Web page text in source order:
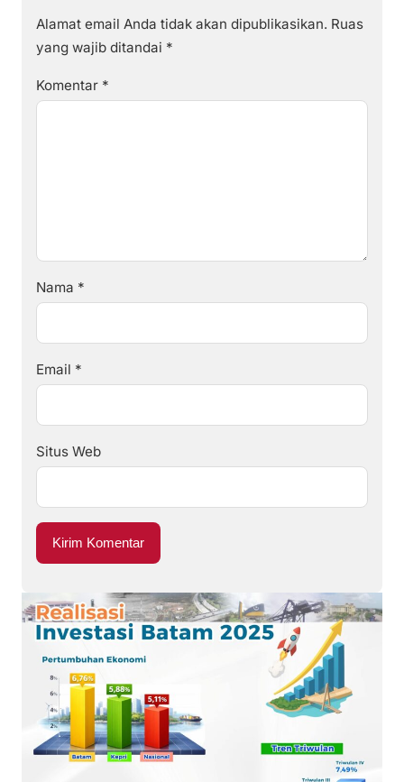
Alamat email Anda tidak akan dipublikasikan. Ruas
yang wajib ditandai *
Komentar *
Nama *
Email *
Situs Web